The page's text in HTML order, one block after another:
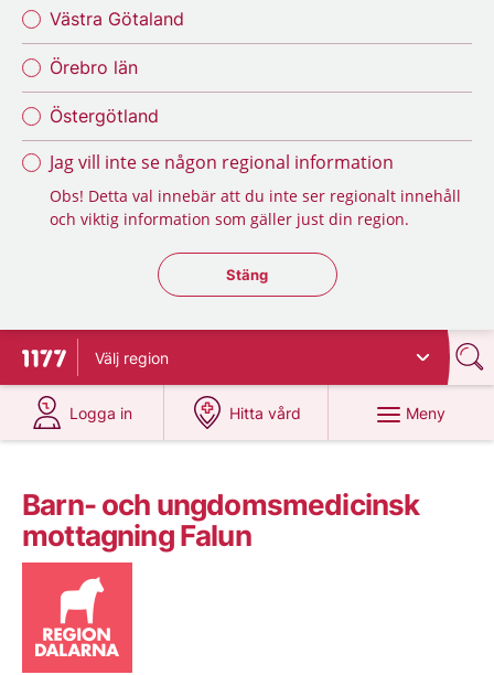
Västra Götaland
Örebro län
Östergötland
Jag vill inte se någon regional information
Obs! Detta val innebär att du inte ser regionalt innehåll
och viktig information som gäller just din region.
Stäng regionsväljaren
Stäng
Till startsidan för 1177
Välj region
Logga in
på 1177.se
Hitta vård
på 1177.se
Meny
Barn- och ungdomsmedicinsk
mottagning Falun